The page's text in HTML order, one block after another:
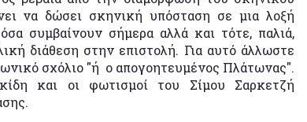
να δώσει σκηνική υπόσταση σε μια λοξή
συμβαίνουν σήμερα αλλά και τότε, παλιά,
διάθεση στην επιστολή. Για αυτό άλλωστε
σχόλιο "ή ο απογοητευμένος Πλάτωνας".
και οι φωτισμοί του Σίμου Σαρκετζή